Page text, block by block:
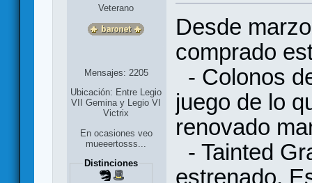
Veterano
Mensajes: 2205
Ubicación: Entre Legio
VII Gemina y Legio VI
Victrix
En ocasiones veo
mueeertosss...
Distinciones
Desde
comprado
- Colonos
juego de lo
renovado
- Tainted
estrenado.